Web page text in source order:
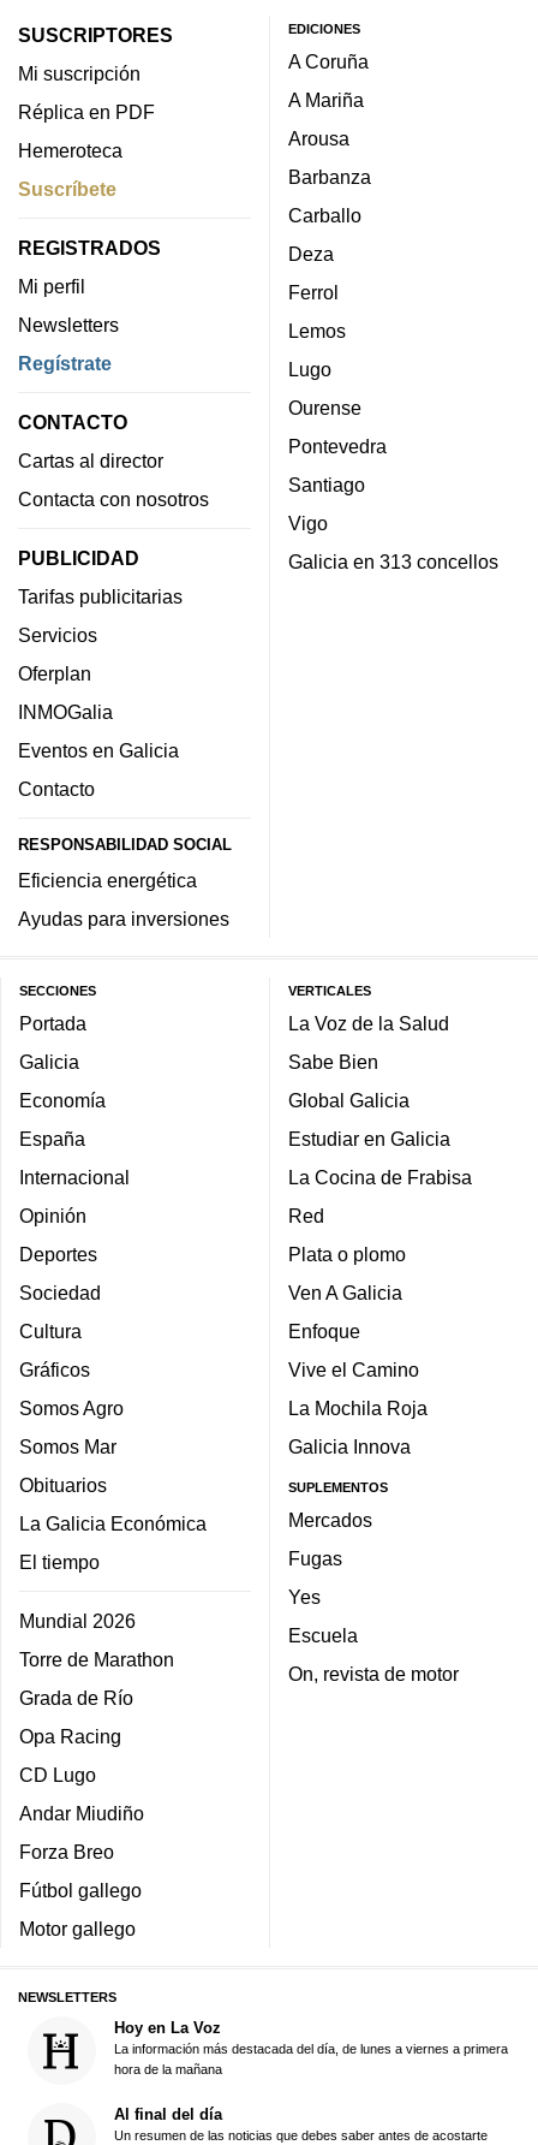
SUSCRIPTORES
Mi suscripción
Réplica en PDF
Hemeroteca
Suscríbete
REGISTRADOS
Mi perfil
Newsletters
Regístrate
CONTACTO
Cartas al director
Contacta con nosotros
PUBLICIDAD
Tarifas publicitarias
Servicios
Oferplan
INMOGalia
Eventos en Galicia
Contacto
RESPONSABILIDAD SOCIAL
Eficiencia energética
Ayudas para inversiones
EDICIONES
A Coruña
A Mariña
Arousa
Barbanza
Carballo
Deza
Ferrol
Lemos
Lugo
Ourense
Pontevedra
Santiago
Vigo
Galicia en 313 concellos
SECCIONES
Portada
Galicia
Economía
España
Internacional
Opinión
Deportes
Sociedad
Cultura
Gráficos
Somos Agro
Somos Mar
Obituarios
La Galicia Económica
El tiempo
Mundial 2026
Torre de Marathon
Grada de Río
Opa Racing
CD Lugo
Andar Miudiño
Forza Breo
Fútbol gallego
Motor gallego
VERTICALES
La Voz de la Salud
Sabe Bien
Global Galicia
Estudiar en Galicia
La Cocina de Frabisa
Red
Plata o plomo
Ven A Galicia
Enfoque
Vive el Camino
La Mochila Roja
Galicia Innova
SUPLEMENTOS
Mercados
Fugas
Yes
Escuela
On, revista de motor
NEWSLETTERS
Hoy en La Voz
La información más destacada del día, de lunes a viernes a primera
hora de la mañana
Al final del día
Un resumen de las noticias que debes saber antes de acostarte